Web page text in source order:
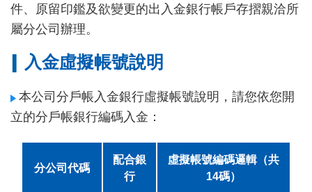
件、原留印鑑及欲變更的出入金銀行帳戶存摺親洽所
屬分公司辦理。
入金虛擬帳號說明
本公司分戶帳入金銀行虛擬帳號說明，請您依您開
立的分戶帳銀行編碼入金：
分公司代碼
配合銀
行
虛擬帳號編碼邏輯（共
14碼）